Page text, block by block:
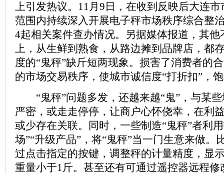
上引发热议。11月9日，在收到反映后大连
范围内持续深入开展电子秤市场秩序综合整
4起相关案件查办情况。另据媒体报道，其
上，从生鲜到熟食，从路边摊到品牌店，都
度的“鬼秤”缺斤短两现象。损害了消费者的
的市场交易秩序，使城市诚信度“打折扣”，
“鬼秤”问题多发，还越来越“鬼”，与某些
严密，或走走停停，让商户心怀侥幸，在利
或少存在关联。同时，一些制造“鬼秤”者利
场”“升级产品”，将“鬼秤”当一门生意来做。
过点击指定的按键，调整秤的计量精度，显
重量小于1斤。甚至还有可通过遥控器远程修